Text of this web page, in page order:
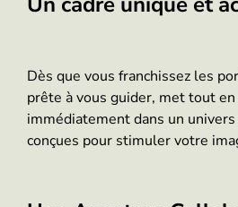
Dès que vous franchissez les
prête à vous guider, met tout
immédiatement dans un
conçues pour stimuler votre